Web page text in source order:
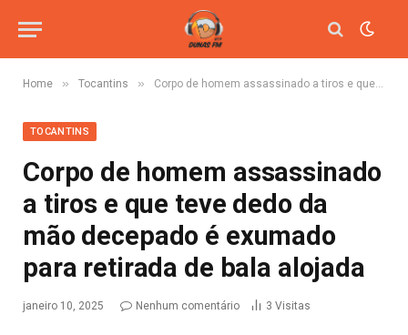
Home » Tocantins » Corpo de homem assassinado a tiros e que teve dedo da mão decepado é exumado para retirada de bala alojada
TOCANTINS
Corpo de homem assassinado
a tiros e que teve dedo da
mão decepado é exumado
para retirada de bala alojada
janeiro 10, 2025 Nenhum comentário 3 Visitas